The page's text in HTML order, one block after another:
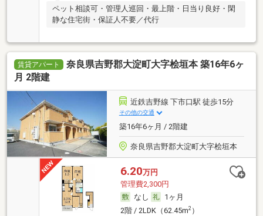
ペット相談可・管理人巡回・最上階・日当り良好・閑
静な住宅街・保証人不要／代行
賃貸アパート
奈良県吉野郡大淀町大字桧垣本 築16年6ヶ
月 2階建
近鉄吉野線 下市口駅 徒歩15分
その他の交通
築16年6ヶ月 / 2階建
奈良県吉野郡大淀町大字桧垣本
6.20万円
管理費2,300円
なし
1ヶ月
2階 / 2LDK（62.45m2）